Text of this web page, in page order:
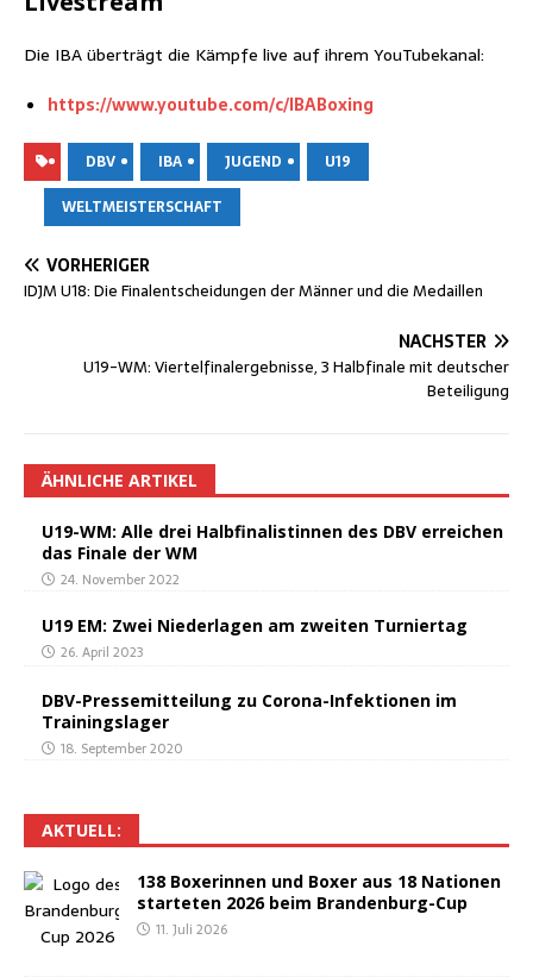
Die IBA über­trägt die Kämp­fe live auf ihrem YouTubekanal:
https://www.youtube.com/c/IBABoxing
DBV IBA JUGEND
U19
WELTMEISTERSCHAFT
VORHERIGER
IDJM U18: Die Final­ent­schei­dun­gen der Män­ner und die Medaillen
NÄCHSTER
U19-WM: Vier­tel­fi­nal­ergeb­nis­se, 3 Halb­fi­na­le mit deut­scher
Beteiligung
ÄHNLICHE ARTIKEL
U19-WM: Alle drei Halb­fi­na­lis­tin­nen des DBV errei­chen
das Fina­le der WM
24. November 2022
U19 EM: Zwei Nie­der­la­gen am zwei­ten Turniertag
26. April 2023
DBV-Pres­se­mit­tei­lung zu Coro­na-Infek­tio­nen im
Trainingslager
18. September 2020
AKTU­ELL:
138 Boxe­rin­nen und Boxer aus 18 Natio­nen
star­te­ten 2026 beim Brandenburg-Cup
11. Juli 2026